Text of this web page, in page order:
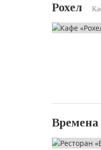
Рохел
Времена